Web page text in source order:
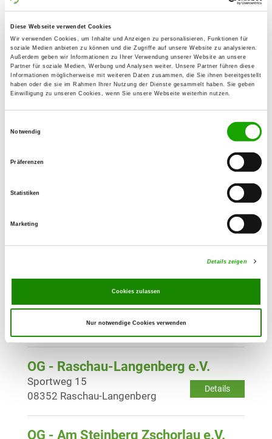
Diese Webseite verwendet Cookies
Wir verwenden Cookies, um Inhalte und Anzeigen zu personalisieren, Funktionen für
soziale Medien anbieten zu können und die Zugriffe auf unsere Website zu analysieren.
Außerdem geben wir Informationen zu Ihrer Verwendung unserer Website an unsere
Partner für soziale Medien, Werbung und Analysen weiter. Unsere Partner führen diese
Informationen möglicherweise mit weiteren Daten zusammen, die Sie ihnen bereitgestellt
haben oder die sie im Rahmen Ihrer Nutzung der Dienste gesammelt haben. Sie geben
Einwilligung zu unseren Cookies, wenn Sie unsere Webseite weiterhin nutzen.
Notwendig
Präferenzen
Statistiken
Marketing
Details zeigen
Cookies zulassen
Nur notwendige Cookies verwenden
OG - Hundesportverein Hohndorf
e.V.
Details
R.-Breitscheid-Strasse
09394 Hohndorf
OG - Oelsnitz/E.
Details
OG - Zwickau-Mitte
08066 Zwickau
OG - Zwönitz
Geyersche Str. 74
OG - Planitz und Umgebung
Höhenweg 2
08064 Zwickau
OG - Raschau-Langenberg e.V.
Details
Sportweg 15
08352 Raschau-Langenberg
OG - Am Steinberg Zschorlau e.V.